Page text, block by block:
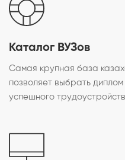
Каталог ВУЗов
Самая крупная база
позволяет выбрать
успешного